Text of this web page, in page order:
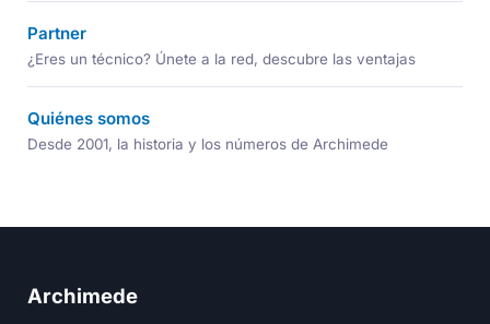
Partner
¿Eres un técnico? Únete a la red, descubre las ventajas
Quiénes somos
Desde 2001, la historia y los números de Archimede
Archimede